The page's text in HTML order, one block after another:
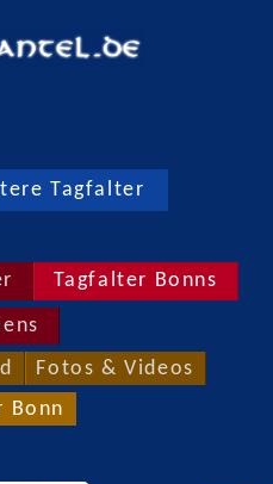
Tagfalter
Tagfalter Bonns
Fotos & Videos
Bonn